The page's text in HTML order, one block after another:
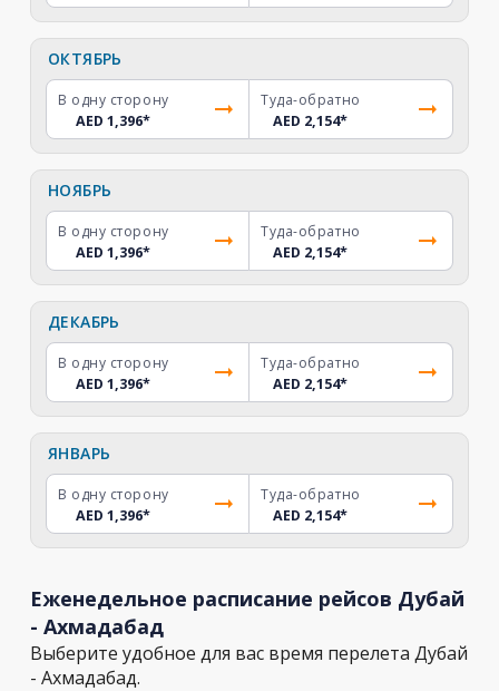
ОКТЯБРЬ
В одну сторону
AED 1,396*
Туда-обратно
AED 2,154*
НОЯБРЬ
В одну сторону
AED 1,396*
Туда-обратно
AED 2,154*
ДЕКАБРЬ
В одну сторону
AED 1,396*
Туда-обратно
AED 2,154*
ЯНВАРЬ
В одну сторону
AED 1,396*
Туда-обратно
AED 2,154*
Еженедельное расписание рейсов Дубай
- Ахмадабад
Выберите удобное для вас время перелета Дубай
- Ахмадабад.